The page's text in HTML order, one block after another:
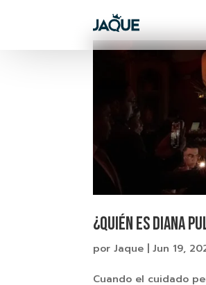
¿Quién es Diana
porJaque |Jun 19,
Cuando el cuidado